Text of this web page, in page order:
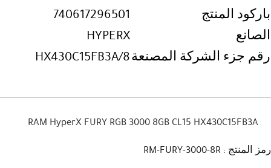
باركود المنتج
740617296501
الصانع
HYPERX
رقم جزء الشركة المصنعةHX430C15FB3A/8
RAM HyperX FURY RGB 3000 8GB CL15 HX430C15FB3A
رمز المنتج : RM-FURY-3000-8R